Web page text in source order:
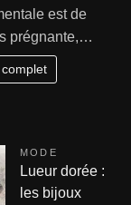
est de
prégnante,…
MODE
Lueur dorée :
les bijoux